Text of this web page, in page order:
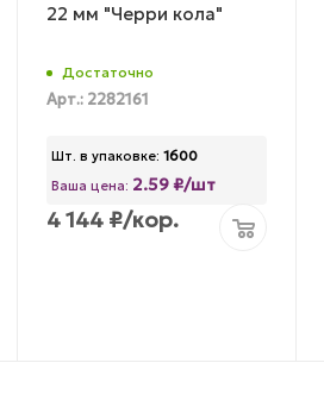
22 мм "Черри кола"
Достаточно
Арт.: 2282161
Шт. в упаковке: 1600
Ваша цена: 2.59 ₽/шт
4 144₽/кор.